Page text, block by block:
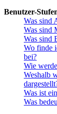
Benutzer-
Was sind
Was sind
Was sind
Wo finde
bei?
Wie
Weshalb
Was ist
Was